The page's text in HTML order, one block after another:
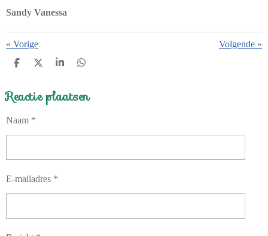
Sandy Vanessa
« Vorige Volgende »
D
E
N
D
L
S
R
D
E
Reactie plaatsen
Naam *
E-mailadres *